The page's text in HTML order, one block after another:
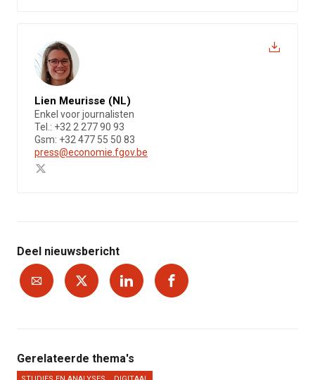
Lien Meurisse (NL)
Enkel voor journalisten
Tel.: +32 2 277 90 93
Gsm: +32 477 55 50 83
press@economie.fgov.be
Deel nieuwsbericht
Gerelateerde thema's